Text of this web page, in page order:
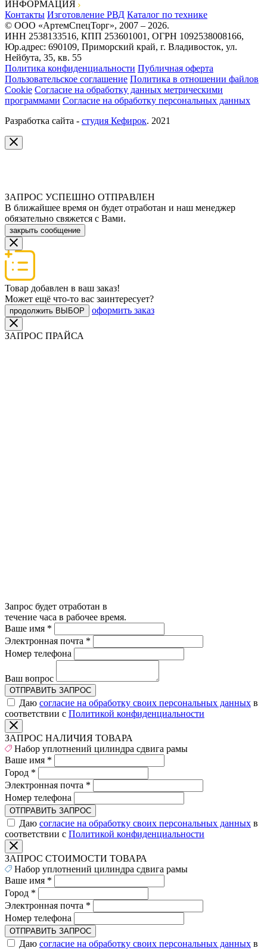
ИНФОРМАЦИЯ
Контакты Изготовление РВД Каталог по технике
© ООО «АртемСпецТорг», 2007 – 2026.
ИНН 2538133516, КПП 253601001, ОГРН 1092538008166,
Юр.адрес: 690109, Приморский край, г. Владивосток, ул.
Нейбута, 35, кв. 55
Политика конфиденциальности Публичная оферта
Пользовательское соглашение Политика в отношении файлов
Cookie Согласие на обработку данных метрическими
программами Согласие на обработку персональных данных
Разработка сайта - студия Кефирок. 2021
ЗАПРОС УСПЕШНО ОТПРАВЛЕН
В ближайшее время он будет отработан и наш менеджер
обязательно свяжется с Вами.
закрыть сообщение
Товар добавлен в ваш заказ!
Может ещё что-то вас заинтересует?
продолжить ВЫБОР оформить заказ
ЗАПРОС ПРАЙСА
Запрос будет отработан в
течение часа в рабочее время.
Ваше имя *
Электронная почта *
Номер телефона
Ваш вопрос
ОТПРАВИТЬ ЗАПРОС
Даю согласие на обработку своих персональных данных в
соответствии с Политикой конфиденциальности
ЗАПРОС НАЛИЧИЯ ТОВАРА
Набор уплотнений цилиндра сдвига рамы
Ваше имя *
Город *
Электронная почта *
Номер телефона
ОТПРАВИТЬ ЗАПРОС
Даю согласие на обработку своих персональных данных в
соответствии с Политикой конфиденциальности
ЗАПРОС СТОИМОСТИ ТОВАРА
Набор уплотнений цилиндра сдвига рамы
Ваше имя *
Город *
Электронная почта *
Номер телефона
ОТПРАВИТЬ ЗАПРОС
Даю согласие на обработку своих персональных данных в